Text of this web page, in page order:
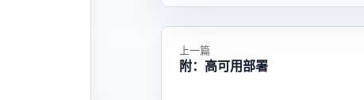
上一篇
附：高可用部署